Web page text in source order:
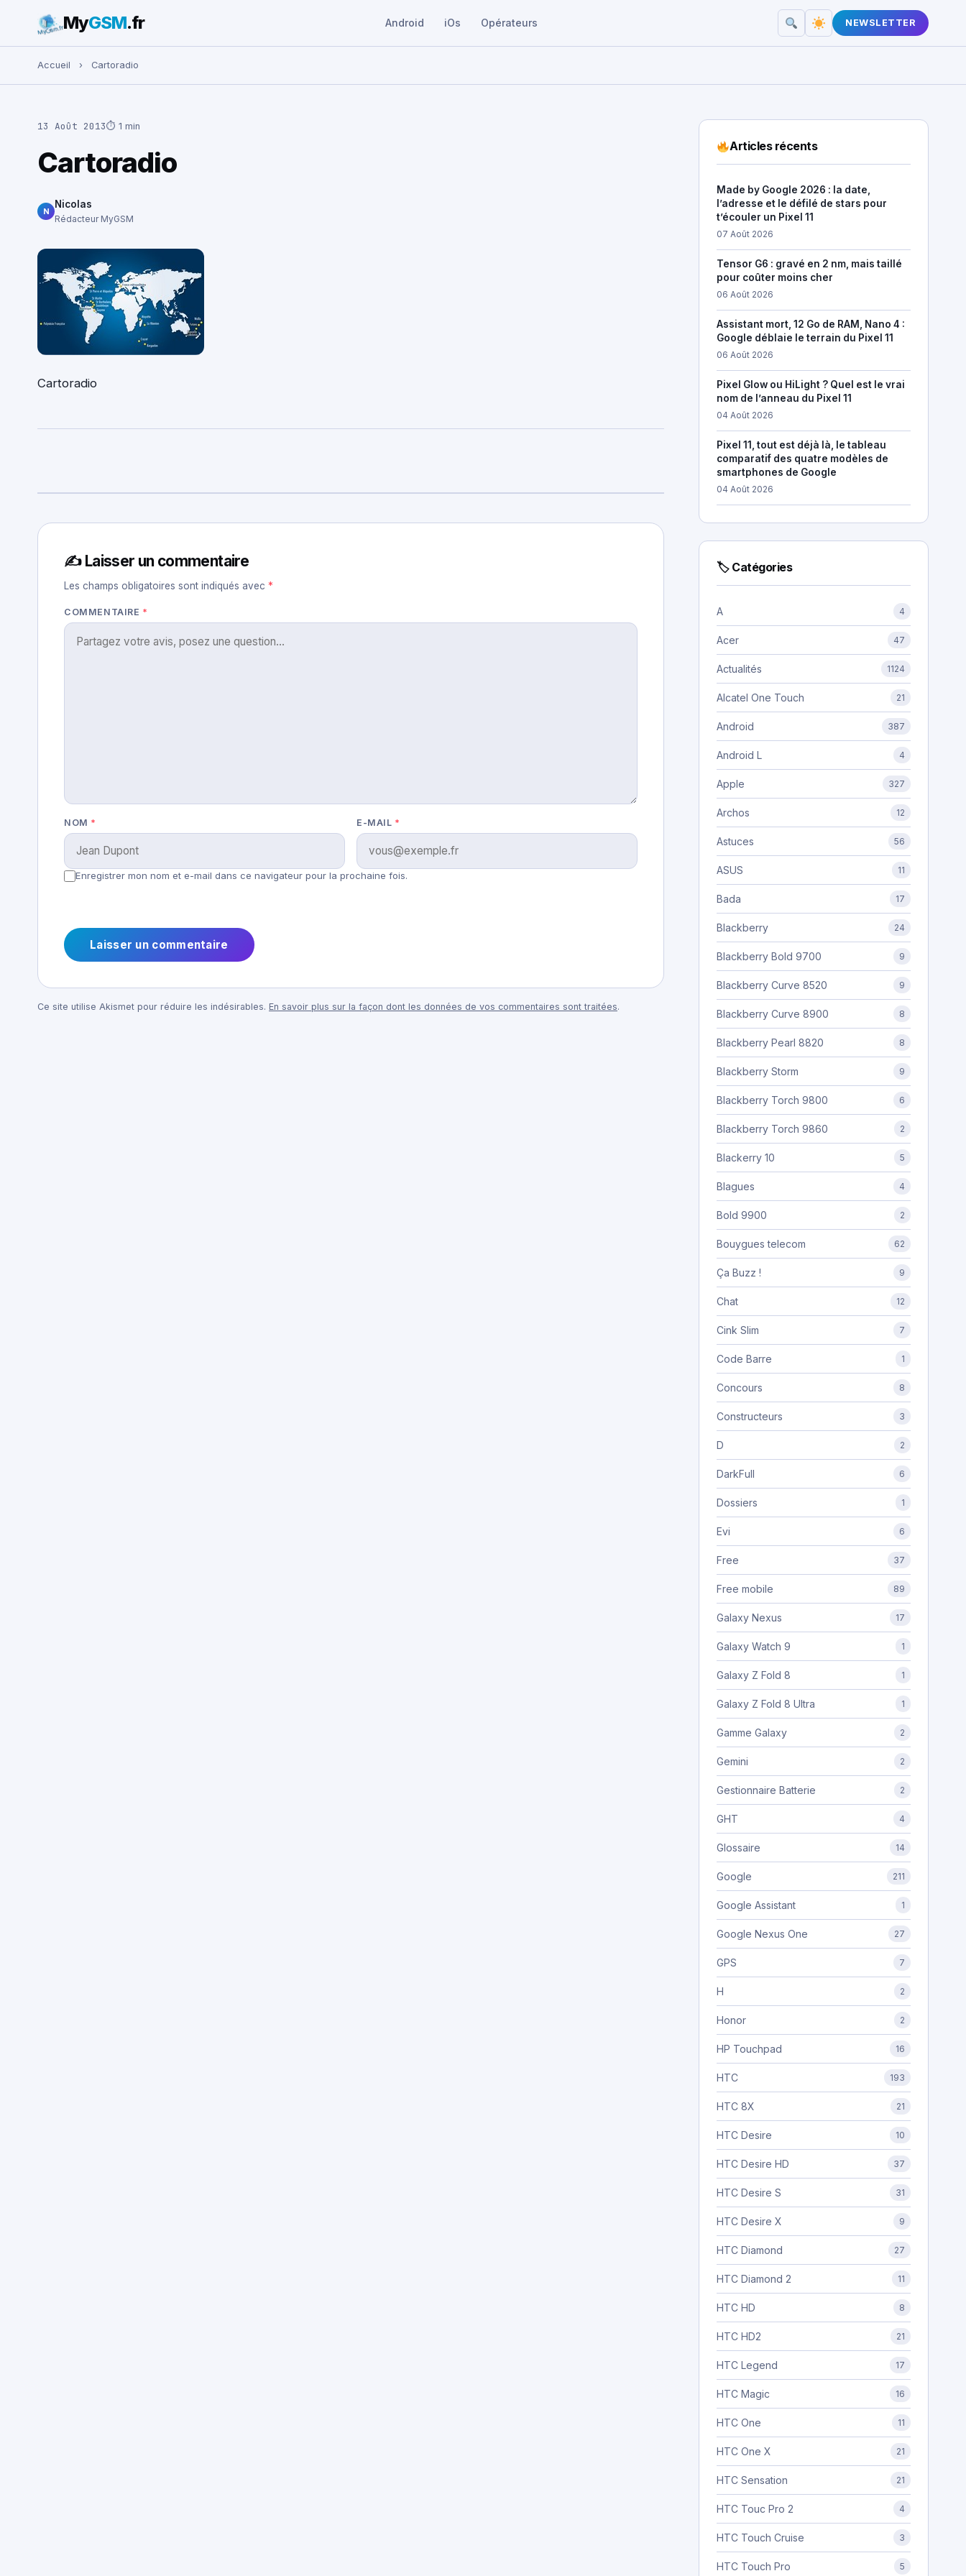
Rechercher :
MyGSM.fr Android iOs Opérateurs NEWSLETTER
Accueil › Cartoradio
13 Août 2013⏱ 1 min
Cartoradio
N
Nicolas
Rédacteur MyGSM
Cartoradio
✍️ Laisser un commentaire
Les champs obligatoires sont indiqués avec *
COMMENTAIRE *
NOM * E-MAIL *
Enregistrer mon nom et e-mail dans ce navigateur pour la prochaine fois.
Ce site utilise Akismet pour réduire les indésirables. En savoir plus sur la façon dont les données de vos commentaires sont traitées.
Articles récents
Made by Google 2026 : la date,
l’adresse et le défilé de stars pour
t’écouler un Pixel 11
07 Août 2026
Tensor G6 : gravé en 2 nm, mais taillé
pour coûter moins cher
06 Août 2026
Assistant mort, 12 Go de RAM, Nano 4 :
Google déblaie le terrain du Pixel 11
06 Août 2026
Pixel Glow ou HiLight ? Quel est le vrai
nom de l’anneau du Pixel 11
04 Août 2026
Pixel 11, tout est déjà là, le tableau
comparatif des quatre modèles de
smartphones de Google
04 Août 2026
🏷 Catégories
A 4
Acer 47
Actualités 1124
Alcatel One Touch 21
Android 387
Android L 4
Apple 327
Archos 12
Astuces 56
ASUS 11
Bada 17
Blackberry 24
Blackberry Bold 9700 9
Blackberry Curve 8520 9
Blackberry Curve 8900 8
Blackberry Pearl 8820 8
Blackberry Storm 9
Blackberry Torch 9800 6
Blackberry Torch 9860 2
Blackerry 10 5
Blagues 4
Bold 9900 2
Bouygues telecom 62
Ça Buzz ! 9
Chat 12
Cink Slim 7
Code Barre 1
Concours 8
Constructeurs 3
D 2
DarkFull 6
Dossiers 1
Evi 6
Free 37
Free mobile 89
Galaxy Nexus 17
Galaxy Watch 9 1
Galaxy Z Fold 8 1
Galaxy Z Fold 8 Ultra 1
Gamme Galaxy 2
Gemini 2
Gestionnaire Batterie 2
GHT 4
Glossaire 14
Google 211
Google Assistant 1
Google Nexus One 27
GPS 7
H 2
Honor 2
HP Touchpad 16
HTC 193
HTC 8X 21
HTC Desire 10
HTC Desire HD 37
HTC Desire S 31
HTC Desire X 9
HTC Diamond 27
HTC Diamond 2 11
HTC HD 8
HTC HD2 21
HTC Legend 17
HTC Magic 16
HTC One 11
HTC One X 21
HTC Sensation 21
HTC Touc Pro 2 4
HTC Touch Cruise 3
HTC Touch Pro 5